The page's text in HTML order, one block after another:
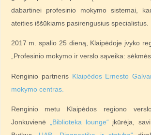
dabartinei profesinio mokymo sistemai,
ateities iššūkiams pasirengusius specialistus.
2017 m. spalio 25 dieną, Klaipėdoje įvyko
„Profesinio mokymo ir verslo sąveika: sėkmės
Renginio partneris Klaipėdos Ernesto
mokymo centras.
Renginio metu Klaipėdos regiono
Jonkuvienė
„Biblioteka lounge“ įkūrėja,